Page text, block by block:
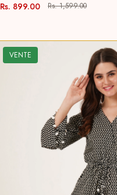
Rs. 899.00 Rs. 1,599.00
VENTE